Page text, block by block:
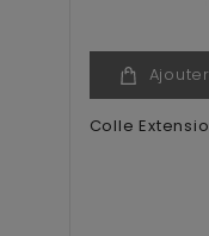
Colle